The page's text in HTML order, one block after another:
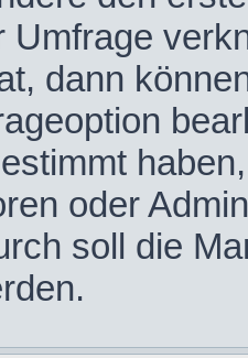
Umfrage
dann
oder
soll die